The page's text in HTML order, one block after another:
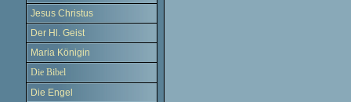
Jesus Christus
Der Hl. Geist
Maria Königin
Die Bibel
Die Engel